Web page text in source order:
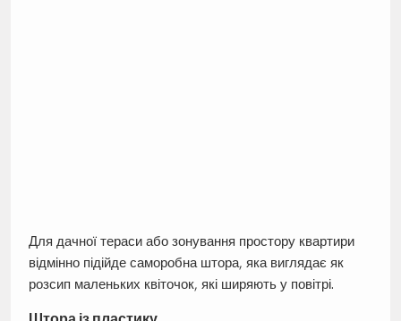
Для дачної тераси або зонування простору квартири
відмінно підійде саморобна штора, яка виглядає як
розсип маленьких квіточок, які ширяють у повітрі.